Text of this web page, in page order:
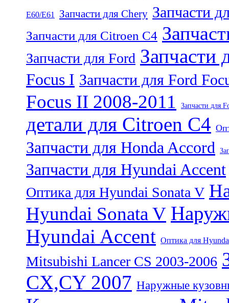
E60/E61 Запчасти для Chery Запчасти
Запчасти для Citroen C4
Запчасти для Ford Запчасти
Focus I Запчасти для Ford
Focus II 2008-2011 Запчасти для
детали для Citroen C4
Запчасти для Honda Accord
Запчасти для Hyundai Accent
Оптика для Hyundai Sonata V
Hyundai Sonata V
Hyundai Accent Оптика для
Mitsubishi Lancer CS 2003-2006
CX,CY 2007 Наружные